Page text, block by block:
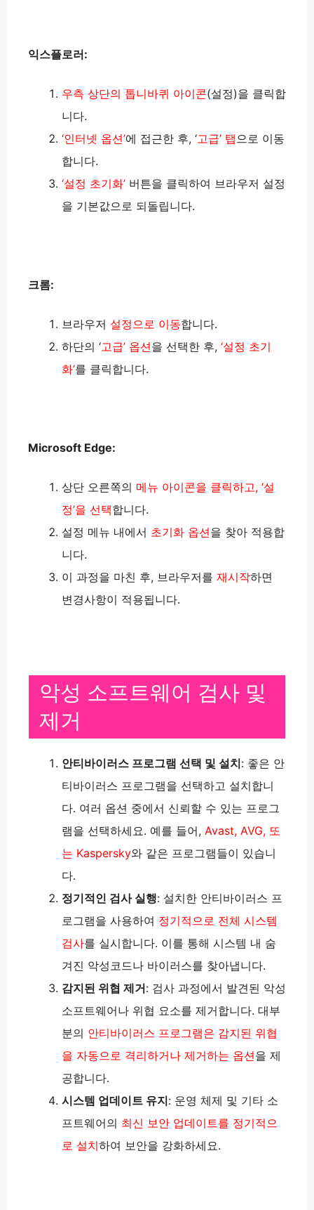
익스플로러:
우측 상단의 톱니바퀴 아이콘(설정)을 클릭합
니다.
‘인터넷 옵션’에 접근한 후, ‘고급’ 탭으로 이동
합니다.
‘설정 초기화’ 버튼을 클릭하여 브라우저 설정
을 기본값으로 되돌립니다.
크롬:
브라우저 설정으로 이동합니다.
하단의 ‘고급’ 옵션을 선택한 후, ‘설정 초기
화’를 클릭합니다.
Microsoft Edge:
상단 오른쪽의 메뉴 아이콘을 클릭하고, ‘설
정’을 선택합니다.
설정 메뉴 내에서 초기화 옵션을 찾아 적용합
니다.
이 과정을 마친 후, 브라우저를 재시작하면
변경사항이 적용됩니다​​​​​​.
악성 소프트웨어 검사 및
제거
안티바이러스 프로그램 선택 및 설치: 좋은 안
티바이러스 프로그램을 선택하고 설치합니
다. 여러 옵션 중에서 신뢰할 수 있는 프로그
램을 선택하세요. 예를 들어, Avast, AVG, 또
는 Kaspersky와 같은 프로그램들이 있습니
다.
정기적인 검사 실행: 설치한 안티바이러스 프
로그램을 사용하여 정기적으로 전체 시스템
검사를 실시합니다. 이를 통해 시스템 내 숨
겨진 악성코드나 바이러스를 찾아냅니다.
감지된 위협 제거: 검사 과정에서 발견된 악성
소프트웨어나 위협 요소를 제거합니다. 대부
분의 안티바이러스 프로그램은 감지된 위협
을 자동으로 격리하거나 제거하는 옵션을 제
공합니다.
시스템 업데이트 유지: 운영 체제 및 기타 소
프트웨어의 최신 보안 업데이트를 정기적으
로 설치하여 보안을 강화하세요​​.